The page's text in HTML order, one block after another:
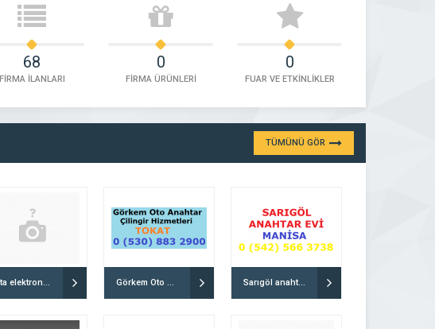
68
FİRMA İLANLARI
0
FİRMA ÜRÜNLERİ
0
FUAR VE ETKİNLİKLER
TÜMÜNÜ GÖR
Usta elektronik anahtar Görkem Oto Anahtar ve Çilingir hizmetleri Sarıgöl anahtar evi